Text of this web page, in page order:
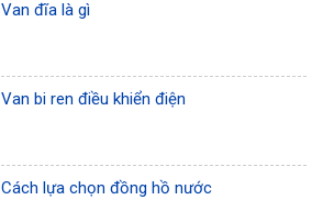
Van đĩa là gì
Van bi ren điều khiển điện
Cách lựa chọn đồng hồ nước